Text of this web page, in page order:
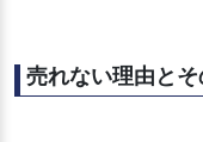
売れない理由と